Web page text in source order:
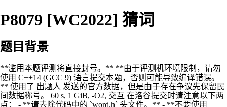
P8079 [WC2022] 猜词
题目背景
**滥用本题评测将直接封号。** **由于评测机环境限制，请勿
使用 C++14 (GCC 9) 语言提交本题，否则可能导致编译错误。
** 使用了 出题人 发送的官方数据，但是由于存在争议先保留民
间数据称号。 60 s, 1 GiB, -O2, 交互 在洛谷提交时请注意以下两
点： - **请去除代码中的 `word.h` 头文件。** - **不要使用